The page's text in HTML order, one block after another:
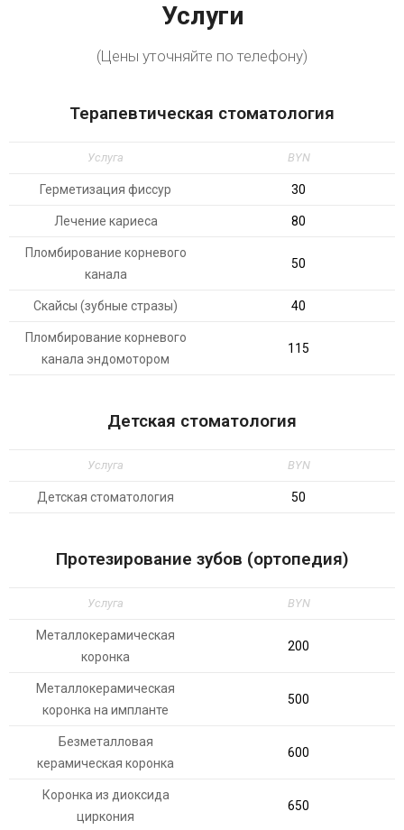
Услуги
(Цены уточняйте по телефону)
Терапевтическая стоматология
Услуга BYN
Герметизация фиссур 30
Лечение кариеса 80
Пломбирование корневого
канала
50
Скайсы (зубные стразы) 40
Пломбирование корневого
канала эндомотором
115
Детская стоматология
Услуга BYN
Детская стоматология 50
Протезирование зубов (ортопедия)
Услуга BYN
Металлокерамическая
коронка
200
Металлокерамическая
коронка на импланте
500
Безметалловая
керамическая коронка
600
Коронка из диоксида
циркония
650